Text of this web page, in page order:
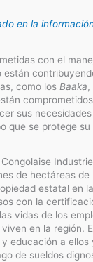
en la
con el
están
como los Baaka
sus
que se protege
de hectáreas de
estatal en
con la
vidas de los
en la región.
educación a ellos
de sueldos